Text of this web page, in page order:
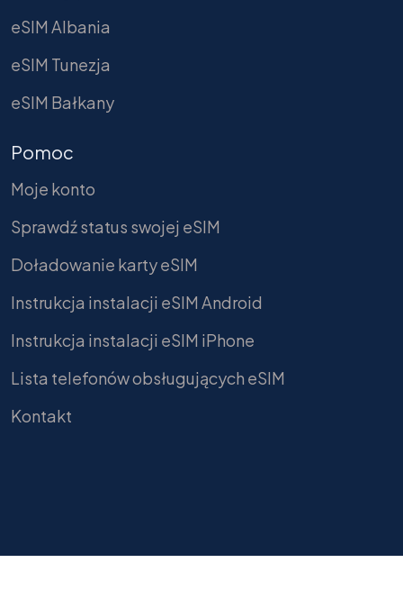
eSIM Albania
eSIM Tunezja
eSIM Bałkany
Pomoc
Moje konto
Sprawdź status swojej eSIM
Doładowanie karty eSIM
Instrukcja instalacji eSIM Android
Instrukcja instalacji eSIM iPhone
Lista telefonów obsługujących eSIM
Kontakt